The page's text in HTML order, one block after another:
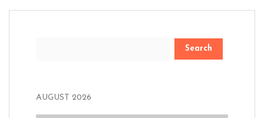
AUGUST 2026